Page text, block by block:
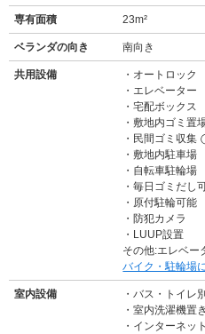
専有面積 23m²
ベランダの向き 南向き
共用設備
オートロック
エレベーター
宅配ボックス
敷地内ゴミ置
民間ゴミ収集
敷地内駐車場
自転車駐輪場
毎日ゴミだし
原付駐輪可能
防犯カメラ
LUUP設置
その他:エレベー
バイク・駐輪場
室内設備
バス・トイレ別
室内洗濯機置
インターネッ